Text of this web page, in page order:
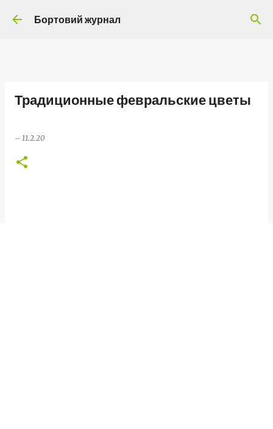
Перейти до основного вмісту
Бортовий журнал
Традиционные февральские цветы
– 11.2.20